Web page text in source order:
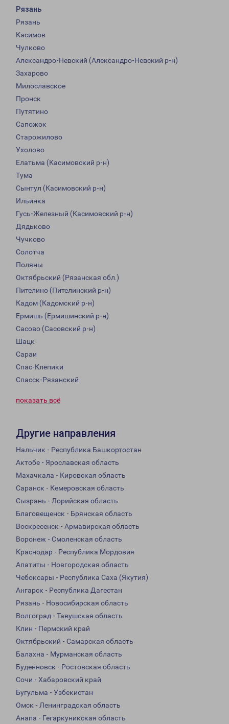
Рязань
Рязань
Касимов
Чулково
Александро-Невский (Александро-Невский р-н)
Захарово
Милославское
Пронск
Путятино
Сапожок
Старожилово
Ухолово
Елатьма (Касимовский р-н)
Тума
Сынтул (Касимовский р-н)
Ильинка
Гусь-Железный (Касимовский р-н)
Дядьково
Чучково
Солотча
Поляны
Октябрьский (Рязанская обл.)
Пителино (Пителинский р-н)
Кадом (Кадомский р-н)
Ермишь (Ермишинский р-н)
Сасово (Сасовский р-н)
Шацк
Сараи
Спас-Клепики
Спасск-Рязанский
показать всё
Другие направления
Нальчик - Республика Башкортостан
Актобе - Ярославская область
Махачкала - Кировская область
Саранск - Кемеровская область
Сызрань - Лорийская область
Благовещенск - Брянская область
Воскресенск - Армавирская область
Воронеж - Смоленская область
Краснодар - Республика Мордовия
Апатиты - Новгородская область
Чебоксары - Республика Саха (Якутия)
Ангарск - Республика Дагестан
Рязань - Новосибирская область
Волгоград - Тавушская область
Клин - Пермский край
Октябрьский - Самарская область
Балахна - Мурманская область
Буденновск - Ростовская область
Сочи - Хабаровский край
Бугульма - Узбекистан
Омск - Ленинградская область
Анапа - Гегаркуникская область